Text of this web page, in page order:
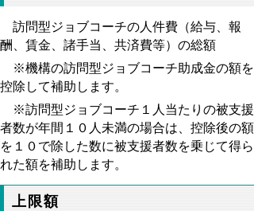
訪問型ジョブコーチの人件費（給与、報
酬、賃金、諸手当、共済費等）の総額
※機構の訪問型ジョブコーチ助成金の額を
控除して補助します。
※訪問型ジョブコーチ１人当たりの被支援
者数が年間１０人未満の場合は、控除後の額
を１０で除した数に被支援者数を乗じて得ら
れた額を補助します。
上限額